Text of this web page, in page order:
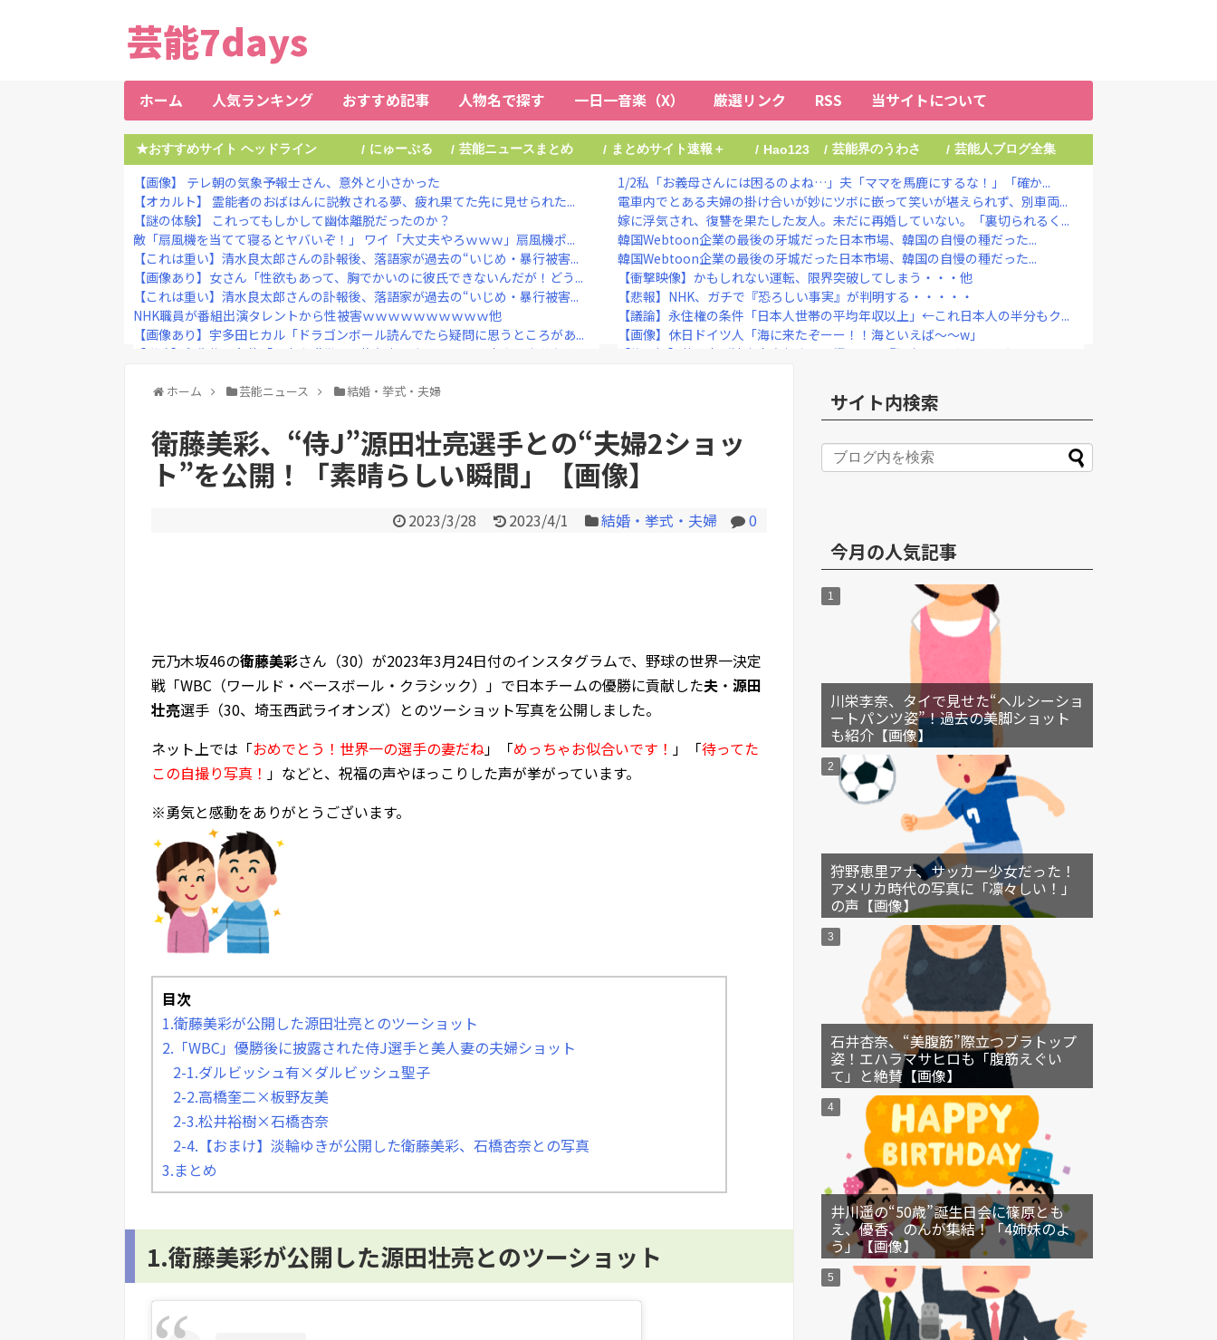
芸能7days
ホーム 人気ランキング おすすめ記事 人物名で探す 一日一音楽（X） 厳選リンク RSS 当サイトについて
★おすすめサイト ヘッドライン / にゅーぷる / 芸能ニュースまとめ / まとめサイト速報＋ / Hao123 / 芸能界のうわさ / 芸能人ブログ全集
【画像】 テレ朝の気象予報士さん、意外と小さかった
【オカルト】 霊能者のおばはんに説教される夢、疲れ果てた先に見せられた...
【謎の体験】 これってもしかして幽体離脱だったのか？
敵「扇風機を当てて寝るとヤバいぞ！」 ワイ「大丈夫やろｗｗｗ」扇風機ポ...
【これは重い】清水良太郎さんの訃報後、落語家が過去の“いじめ・暴行被害...
【画像あり】女さん「性欲もあって、胸でかいのに彼氏できないんだが！どう...
【これは重い】清水良太郎さんの訃報後、落語家が過去の“いじめ・暴行被害...
NHK職員が番組出演タレントから性被害ｗｗｗｗｗｗｗｗｗｗ他
【画像あり】宇多田ヒカル「ドラゴンボール読んでたら疑問に思うところがあ...
【議論】永住権の条件「日本人世帯の平均年収以上」←これ日本人の半分もク...
【これは重い】貴重品を取りに店舗へ戻った従業員3人が死亡 オンワードが...
Powered by livedoor 相互RSS
1/2私「お義母さんには困るのよね…」夫「ママを馬鹿にするな！」「確か...
電車内でとある夫婦の掛け合いが妙にツボに嵌って笑いが堪えられず、別車両...
嫁に浮気され、復讐を果たした友人。未だに再婚していない。「裏切られるく...
韓国Webtoon企業の最後の牙城だった日本市場、韓国の自慢の種だった...
韓国Webtoon企業の最後の牙城だった日本市場、韓国の自慢の種だった...
【衝撃映像】かもしれない運転、限界突破してしまう・・・他
【悲報】NHK、ガチで『恐ろしい事実』が判明する・・・・・
【議論】永住権の条件「日本人世帯の平均年収以上」←これ日本人の半分もク...
【画像】休日ドイツ人「海に来たぞーー！！海といえば～～w」
【修羅場】落語家が清水良太郎さんを恨んでる『理由』、ガチでヤバイ・・・...
川口春奈と日本代表・板倉滉が授かり婚、かつてはキングカズ＆ゴン中山も…...
Powered by livedoor 相互RSS
ホーム 芸能ニュース 結婚・挙式・夫婦
衛藤美彩、“侍J”源田壮亮選手との“夫婦2ショッ
ト”を公開！「素晴らしい瞬間」【画像】
2023/3/28 2023/4/1 結婚・挙式・夫婦 0
元乃木坂46の衛藤美彩さん（30）が2023年3月24日付のインスタグラムで、野球の世界一決定
戦「WBC（ワールド・ベースボール・クラシック）」で日本チームの優勝に貢献した夫 ・ 源田
壮亮選手（30、埼玉西武ライオンズ）とのツーショット写真を公開しました。
ネット上では「おめでとう！世界一の選手の妻だね」「めっちゃお似合いです！ 」「待ってた
この自撮り写真！ 」などと、祝福の声やほっこりした声が挙がっています。
※勇気と感動をありがとうございます。
目次
1.衛藤美彩が公開した源田壮亮とのツーショット
2.「WBC」優勝後に披露された侍J選手と美人妻の夫婦ショット
2-1.ダルビッシュ有×ダルビッシュ聖子
2-2.高橋奎二×板野友美
2-3.松井裕樹×石橋杏奈
2-4.【おまけ】淡輪ゆきが公開した衛藤美彩、石橋杏奈との写真
3.まとめ
1.衛藤美彩が公開した源田壮亮とのツーショット
サイト内検索
今月の人気記事
川栄李奈、タイで見せた“ヘルシーショ
ートパンツ姿”！過去の美脚ショット
も紹介【画像】
狩野恵里アナ、サッカー少女だった！
アメリカ時代の写真に「凛々しい！」
の声【画像】
石井杏奈、“美腹筋”際立つブラトップ
姿！エハラマサヒロも「腹筋えぐい
て」と絶賛【画像】
井川遥の“50歳”誕生日会に篠原とも
え、優香、のんが集結！「4姉妹のよ
う」【画像】